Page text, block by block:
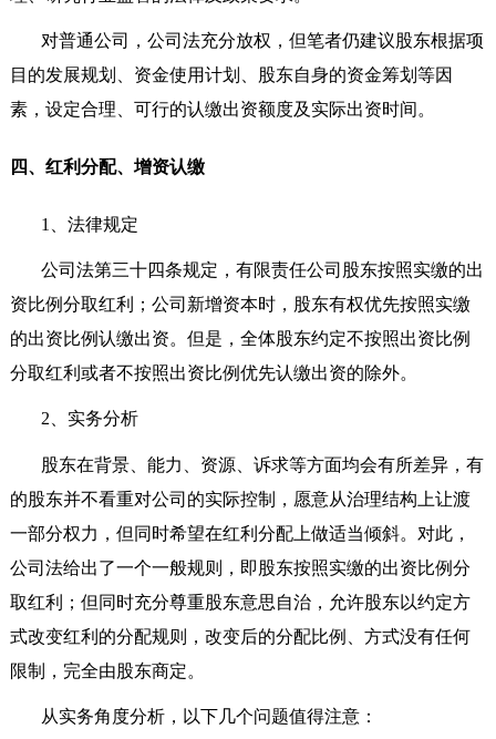
对普通公司，公司法充分放权，但笔者仍建议股东根据项
目的发展规划、资金使用计划、股东自身的资金筹划等因
素，设定合理、可行的认缴出资额度及实际出资时间。
四、红利分配、增资认缴
1 、法律规定
公司法第三十四条规定，有限责任公司股东按照实缴的出
资比例分取红利；公司新增资本时，股东有权优先按照实缴
的出资比例认缴出资。但是，全体股东约定不按照出资比例
分取红利或者不按照出资比例优先认缴出资的除外。
2、实务分析
股东在背景、能力、资源、诉求等方面均会有所差异，有
的股东并不看重对公司的实际控制，愿意从治理结构上让渡
一部分权力，但同时希望在红利分配上做适当倾斜。对此，
公司法给出了一个一般规则，即股东按照实缴的出资比例分
取红利；但同时充分尊重股东意思自治，允许股东以约定方
式改变红利的分配规则，改变后的分配比例、方式没有任何
限制，完全由股东商定。
从实务角度分析，以下几个问题值得注意：